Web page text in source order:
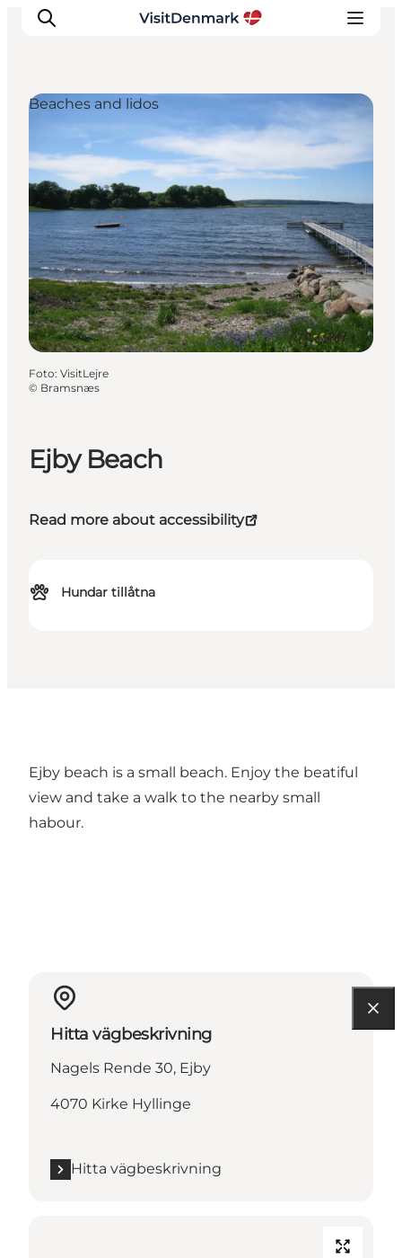
Inspiration
Resmål
Aktiviteter
Övernatta
Planera resan
Ejby Beach
Read more about accessibility
Hundar tillåtna
Beaches and lidos
Foto: VisitLejre
© Bramsnæs
Ejby beach is a small beach. Enjoy the beatiful
view and take a walk to the nearby small
habour.
Hitta vägbeskrivning
Nagels Rende 30, Ejby
4070 Kirke Hyllinge
Hitta vägbeskrivning